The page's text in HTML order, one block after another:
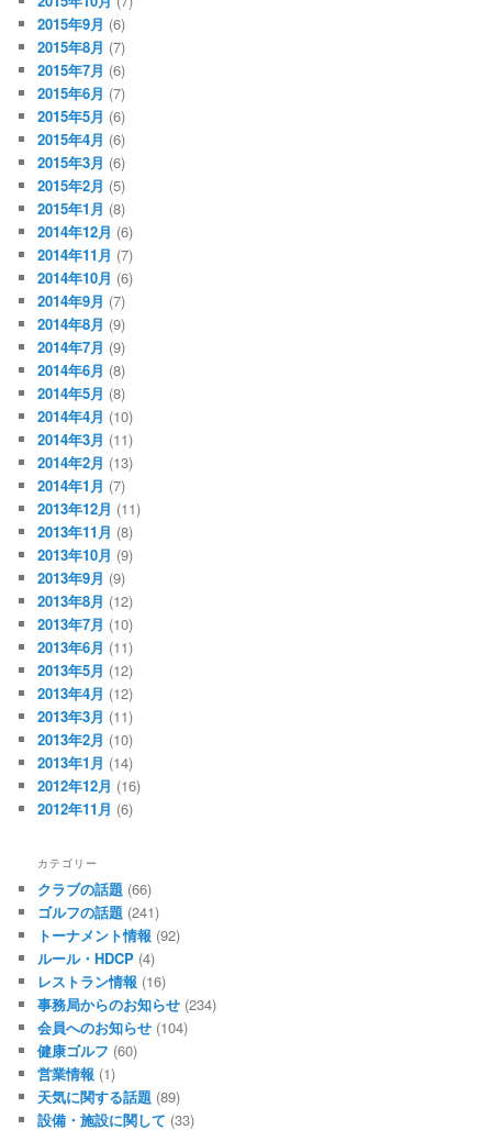
2015年9月 (6)
2015年8月 (7)
2015年7月 (6)
2015年6月 (7)
2015年5月 (6)
2015年4月 (6)
2015年3月 (6)
2015年2月 (5)
2015年1月 (8)
2014年12月 (6)
2014年11月 (7)
2014年10月 (6)
2014年9月 (7)
2014年8月 (9)
2014年7月 (9)
2014年6月 (8)
2014年5月 (8)
2014年4月 (10)
2014年3月 (11)
2014年2月 (13)
2014年1月 (7)
2013年12月 (11)
2013年11月 (8)
2013年10月 (9)
2013年9月 (9)
2013年8月 (12)
2013年7月 (10)
2013年6月 (11)
2013年5月 (12)
2013年4月 (12)
2013年3月 (11)
2013年2月 (10)
2013年1月 (14)
2012年12月 (16)
2012年11月 (6)
カテゴリー
クラブの話題 (66)
ゴルフの話題 (241)
トーナメント情報 (92)
ルール・HDCP (4)
レストラン情報 (16)
事務局からのお知らせ (234)
会員へのお知らせ (104)
健康ゴルフ (60)
営業情報 (1)
天気に関する話題 (89)
設備・施設に関して (33)